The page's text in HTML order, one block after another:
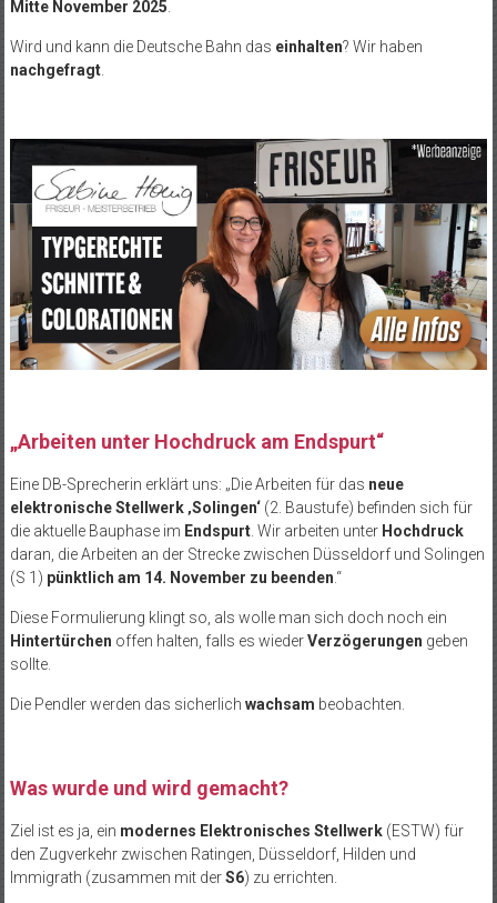
Mitte November 2025.
Wird und kann die Deutsche Bahn das einhalten? Wir haben
nachgefragt.
„Arbeiten unter Hochdruck am Endspurt“
Eine DB-Sprecherin erklärt uns: „Die Arbeiten für das neue
elektronische Stellwerk ‚Solingen‘(2. Baustufe) befinden sich für
die aktuelle Bauphase im Endspurt. Wir arbeiten unter Hochdruck
daran, die Arbeiten an der Strecke zwischen Düsseldorf und Solingen
(S 1) pünktlich am 14. November zu beenden .“
Diese Formulierung klingt so, als wolle man sich doch noch ein
Hintertürchen offen halten, falls es wiederVerzögerungen geben
sollte.
Die Pendler werden das sicherlich wachsam beobachten.
Was wurde und wird gemacht?
Ziel ist es ja, ein modernes Elektronisches Stellwerk(ESTW) für
den Zugverkehr zwischen Ratingen, Düsseldorf, Hilden und
Immigrath (zusammen mit derS6) zu errichten.